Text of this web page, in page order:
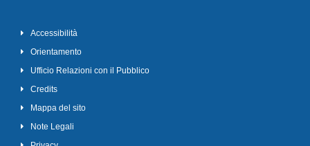
Accessibilità
Orientamento
Ufficio Relazioni con il Pubblico
Credits
Mappa del sito
Note Legali